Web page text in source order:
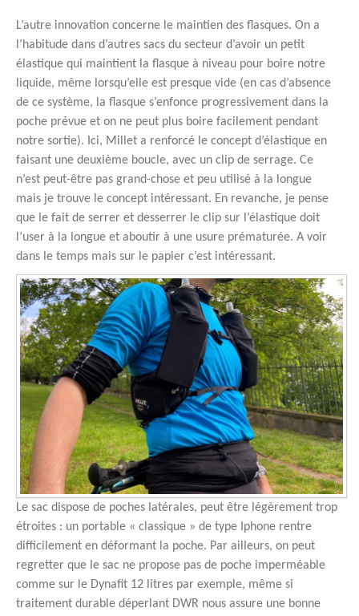
L’autre innovation concerne le maintien des flasques. On a
l’habitude dans d’autres sacs du secteur d’avoir un petit
élastique qui maintient la flasque à niveau pour boire notre
liquide, même lorsqu’elle est presque vide (en cas d’absence
de ce système, la flasque s’enfonce progressivement dans la
poche prévue et on ne peut plus boire facilement pendant
notre sortie). Ici, Millet a renforcé le concept d’élastique en
faisant une deuxième boucle, avec un clip de serrage. Ce
n’est peut-être pas grand-chose et peu utilisé à la longue
mais je trouve le concept intéressant. En revanche, je pense
que le fait de serrer et desserrer le clip sur l’élastique doit
l’user à la longue et aboutir à une usure prématurée. A voir
dans le temps mais sur le papier c’est intéressant.
Le sac dispose de poches latérales, peut être légèrement trop
étroites : un portable « classique » de type Iphone rentre
difficilement en déformant la poche. Par ailleurs, on peut
regretter que le sac ne propose pas de poche imperméable
comme sur le Dynafit 12 litres par exemple, même si
traitement durable déperlant DWR nous assure une bonne